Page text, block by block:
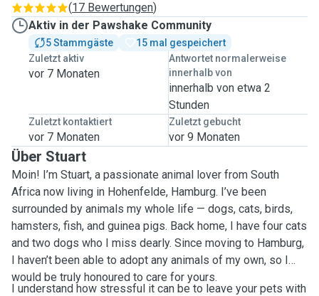
(17 Bewertungen)
Aktiv in der Pawshake Community
5 Stammgäste
15 mal gespeichert
Zuletzt aktiv
vor 7 Monaten
Antwortet normalerweise
innerhalb von
innerhalb von etwa 2
Stunden
Zuletzt kontaktiert
vor 7 Monaten
Zuletzt gebucht
vor 9 Monaten
Über Stuart
Moin! I’m Stuart, a passionate animal lover from South
Africa now living in Hohenfelde, Hamburg. I’ve been
surrounded by animals my whole life — dogs, cats, birds,
hamsters, fish, and guinea pigs. Back home, I have four cats
and two dogs who I miss dearly. Since moving to Hamburg,
I haven’t been able to adopt any animals of my own, so I
would be truly honoured to care for yours.
I understand how stressful it can be to leave your pets with